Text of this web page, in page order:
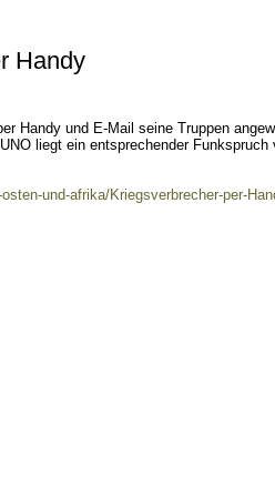
Handy
Handy und E-Mail seine Truppen
liegt ein entsprechender
und-afrika/Kriegsverbrecher-per-